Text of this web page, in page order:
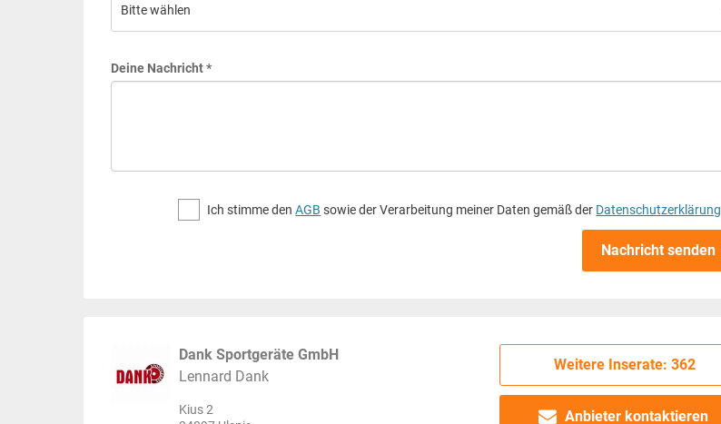
Deine Nachricht *
Ich stimme denAGB sowie der Verarbeitung meiner Daten gemäß der Datenschutzerklärung
Nachricht senden
Dank Sportgeräte GmbH
Lennard Dank
Kius 2
Weitere Inserate: 362
Anbieter kontaktieren